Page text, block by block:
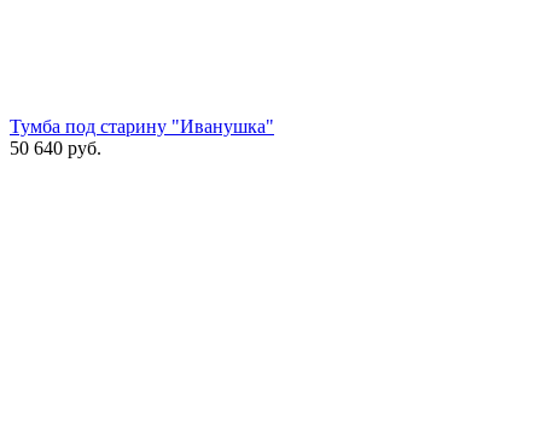
Тумба под старину "Иванушка"
50 640 руб.